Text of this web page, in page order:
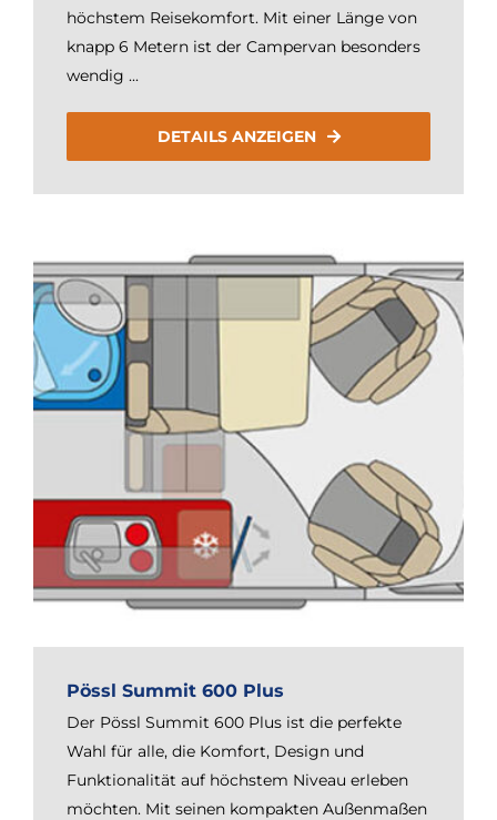
höchstem Reisekomfort. Mit einer Länge von
knapp 6 Metern ist der Campervan besonders
wendig ...
DETAILS ANZEIGEN
Pössl Summit 600 Plus
Der Pössl Summit 600 Plus ist die perfekte
Wahl für alle, die Komfort, Design und
Funktionalität auf höchstem Niveau erleben
möchten. Mit seinen kompakten Außenmaßen